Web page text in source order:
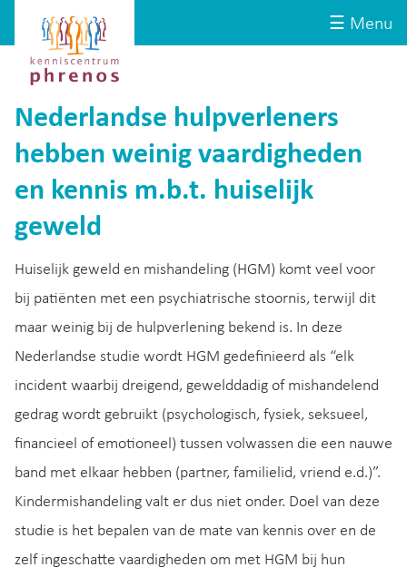
☰ Menu
Kenniscentrum
Phrenos
website
Nederlandse hulpverleners
hebben weinig vaardigheden
en kennis m.b.t. huiselijk
geweld
Huiselijk geweld en mishandeling (HGM) komt veel voor
bij patiënten met een psychiatrische stoornis, terwijl dit
maar weinig bij de hulpverlening bekend is. In deze
Nederlandse studie wordt HGM gedefinieerd als “elk
incident waarbij dreigend, gewelddadig of mishandelend
gedrag wordt gebruikt (psychologisch, fysiek, seksueel,
financieel of emotioneel) tussen volwassen die een nauwe
band met elkaar hebben (partner, familielid, vriend e.d.)”.
Kindermishandeling valt er dus niet onder. Doel van deze
studie is het bepalen van de mate van kennis over en de
zelf ingeschatte vaardigheden om met HGM bij hun